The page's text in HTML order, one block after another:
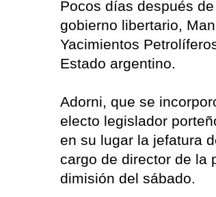
Pocos días después
gobierno libertario,
Yacimientos
Estado argentino.
Adorni, que se
electo legislador
en su lugar la jefatura
cargo de director de la
dimisión del sábado.